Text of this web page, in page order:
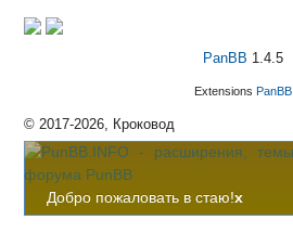
PanBB 1.4.5
Extensions PanBB
© 2017-2026, Кроковод
Добро пожаловать в стаю!x